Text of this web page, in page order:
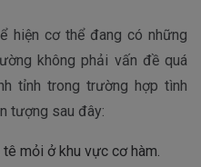
hiện cơ thể đang có những
không phải vấn đề quá
tỉnh trong trường hợp tình
tượng sau đây:
mỏi ở khu vực cơ hàm.